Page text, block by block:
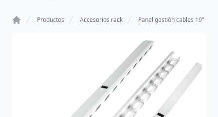
Productos Accesorios rack Panel gestión cables 19"